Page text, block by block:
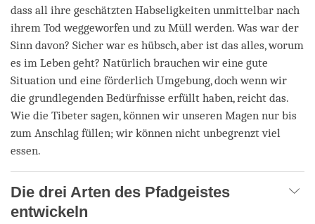
dass all ihre geschätzten Habseligkeiten unmittelbar nach
ihrem Tod weggeworfen und zu Müll werden. Was war der
Sinn davon? Sicher war es hübsch, aber ist das alles, worum
es im Leben geht? Natürlich brauchen wir eine gute
Situation und eine förderlich Umgebung, doch wenn wir
die grundlegenden Bedürfnisse erfüllt haben, reicht das.
Wie die Tibeter sagen, können wir unseren Magen nur bis
zum Anschlag füllen; wir können nicht unbegrenzt viel
essen.
Die drei Arten des Pfadgeistes
entwickeln